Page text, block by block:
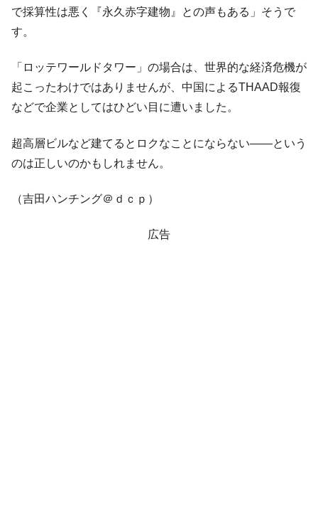
で採算性は悪く『永久赤字建物』との声もある」そうで
す。
「ロッテワールドタワー」の場合は、世界的な経済危機が
起こったわけではありませんが、中国によるTHAAD報復
などで企業としてはひどい目に遭いました。
超高層ビルなど建てるとロクなことにならない――という
のは正しいのかもしれません。
（吉田ハンチング＠ｄｃｐ）
広告